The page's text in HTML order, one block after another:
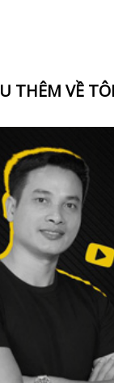
THÊM VỀ TÔI